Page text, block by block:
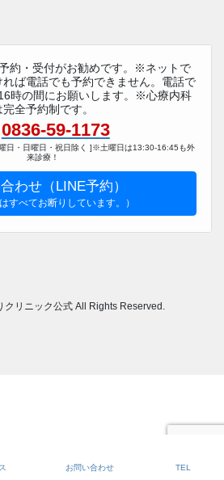
約・受付がお勧めです。※ネットで
ば電話でも予約できません。電話で
時の間にお願いします。※心療内科
完全予約制です。
0836-59-1173
日・日曜日・祝日除く ]※土曜日は13:30-16:45も外
来診療！
わせ（LINE予約）
すべてお断りしています。）
クリニック公式 All Rights Reserved.
お問い合わせ TEL